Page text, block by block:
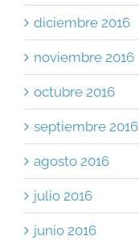
diciembre 2016
noviembre 2016
octubre 2016
septiembre 2016
agosto 2016
julio 2016
junio 2016